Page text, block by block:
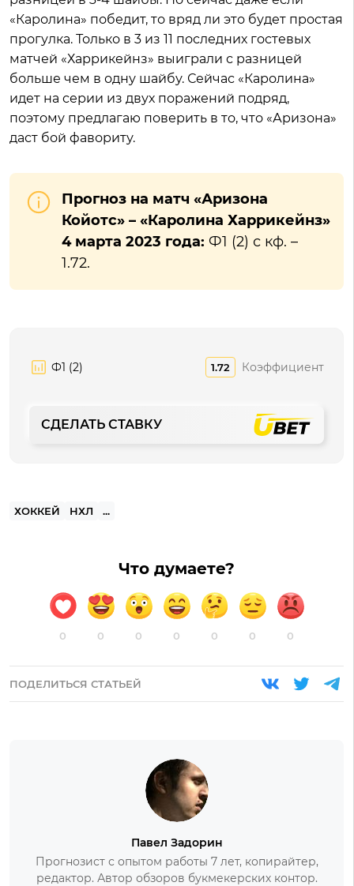
«Каролина» победит, то вряд ли это будет простая
прогулка. Только в 3 из 11 последних гостевых
матчей «Харрикейнз» выиграли с разницей
больше чем в одну шайбу. Сейчас «Каролина»
идет на серии из двух поражений подряд,
поэтому предлагаю поверить в то, что «Аризона»
даст бой фавориту.
Прогноз на матч «Аризона
Койотс» – «Каролина Харрикейнз»
4 марта 2023 года: Ф1 (2) с кф. –
1.72.
Ф1 (2) 1.72 Коэффициент
СДЕЛАТЬ СТАВКУ
ХОККЕЙ НХЛ ...
Что думаете?
0 0 0 0 0 0 0
ПОДЕЛИТЬСЯ СТАТЬЕЙ
Павел Задорин
Прогнозист с опытом работы 7 лет, копирайтер,
редактор. Автор обзоров букмекерских контор.